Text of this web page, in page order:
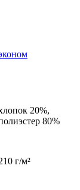
20%,
80%
г/м²